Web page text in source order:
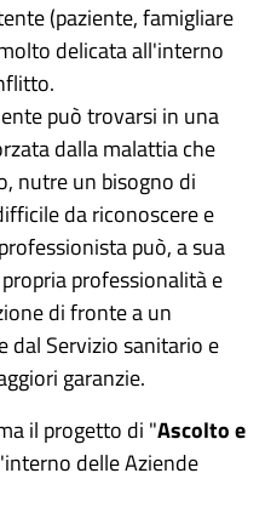
(paziente, famigliare
delicata all'interno
può trovarsi in una
dalla malattia che
nutre un bisogno di
da riconoscere e
può, a sua
professionalità e
di fronte a un
dal Servizio sanitario e
garanzie.
il progetto di "Ascolto e
delle Aziende